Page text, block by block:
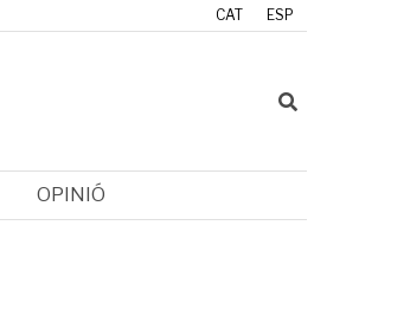
CAT ESP
OPINIÓ